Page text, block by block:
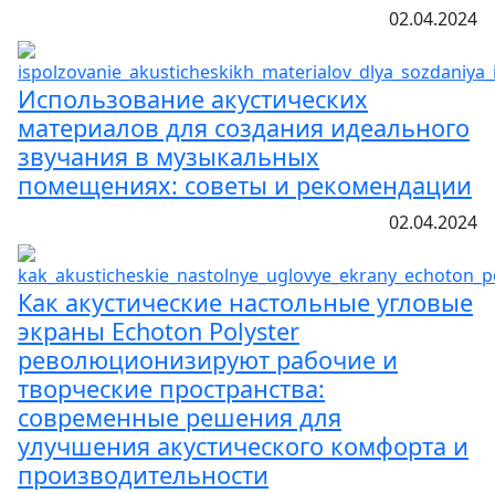
02.04.2024
Использование акустических
материалов для создания идеального
звучания в музыкальных
помещениях: советы и рекомендации
02.04.2024
Как акустические настольные угловые
экраны Echoton Polyster
революционизируют рабочие и
творческие пространства:
современные решения для
улучшения акустического комфорта и
производительности